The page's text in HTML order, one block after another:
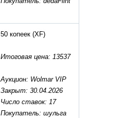
50 копеек (XF)
Итоговая цена: 13537
Аукцион: Wolmar VIP
Закрыт: 30.04.2026
Число ставок: 17
Покупатель: шульга